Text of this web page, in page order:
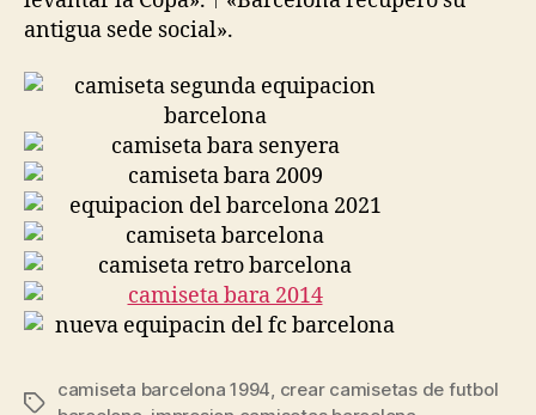
antigua sede social».
Etiquetas
camiseta barcelona 1994, crear camisetas de futbol